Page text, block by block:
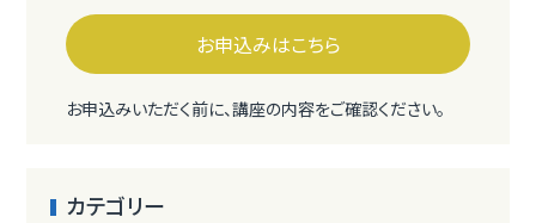
お申込みはこちら
お申込みいただく前に、講座の内容をご確認ください。
カテゴリー